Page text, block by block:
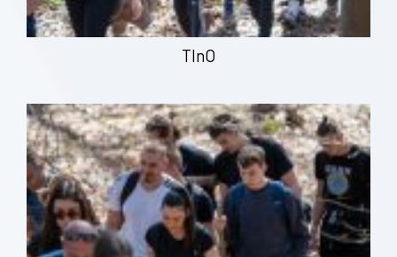
TInO